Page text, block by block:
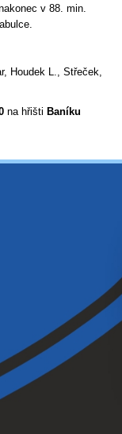
v 88. min.
Houdek L., Střeček,
na hřišti Baníku